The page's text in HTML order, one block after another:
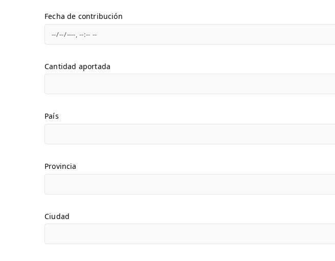
Fecha de contribución
Cantidad aportada
País
Provincia
Ciudad